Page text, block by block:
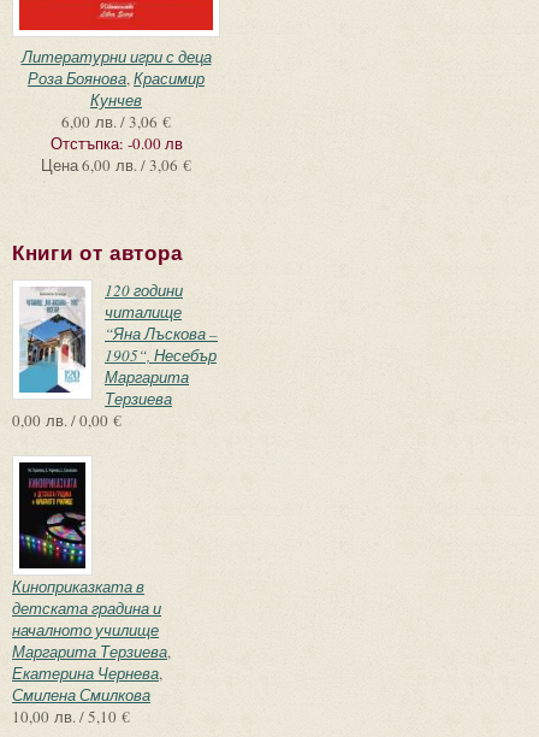
Литературни игри с деца
Роза Боянова,Красимир
Кунчев
6,00 лв. / 3,06 €
Отстъпка: -0.00 лв
Цена6,00 лв. / 3,06 €
Книги от автора
120 години
читалище
“Яна Лъскова –
1905“, Несебър
Маргарита
Терзиева
0,00 лв. / 0,00 €
Киноприказката в
детската градина и
началното училище
Маргарита Терзиева,
Екатерина Чернева,
Смилена Смилкова
10,00 лв. / 5,10 €